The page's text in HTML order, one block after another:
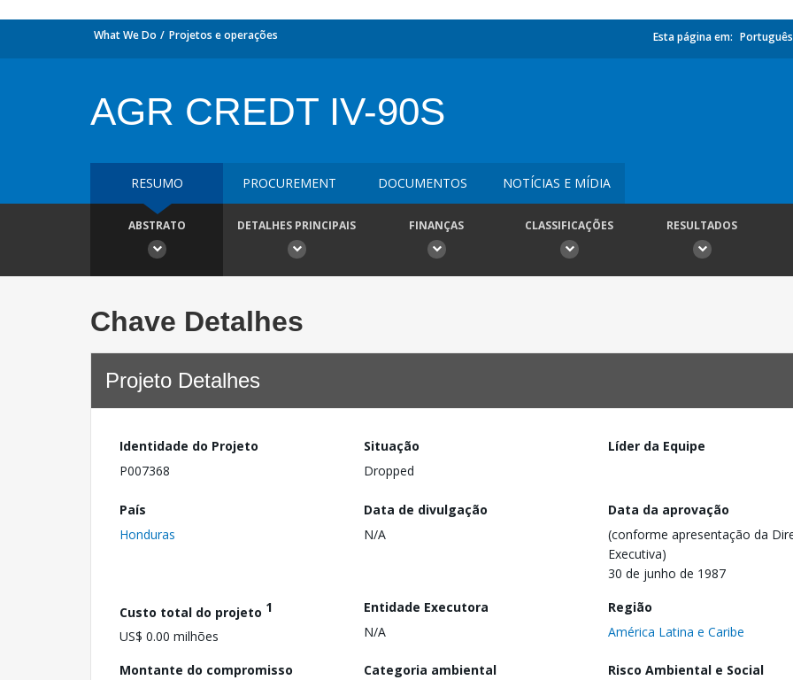
What We Do Projetos e operações Esta página em: Português
AGR CREDT IV-90S
RESUMO PROCUREMENT DOCUMENTOS NOTÍCIAS E MÍDIA
ABSTRATO DETALHES PRINCIPAIS FINANÇAS CLASSIFICAÇÕES RESULTADOS
Chave Detalhes
Projeto Detalhes
Identidade do Projeto
P007368
Situação
Dropped
Líder da Equipe
País
Honduras
Data de divulgação
N/A
Data da aprovação
(conforme apresentação da
Executiva)
30 de junho de 1987
Custo total do projeto 1
US$ 0.00 milhões
Entidade Executora
N/A
Região
América Latina e Caribe
Montante do compromisso
Categoria ambiental
Risco Ambiental e Social